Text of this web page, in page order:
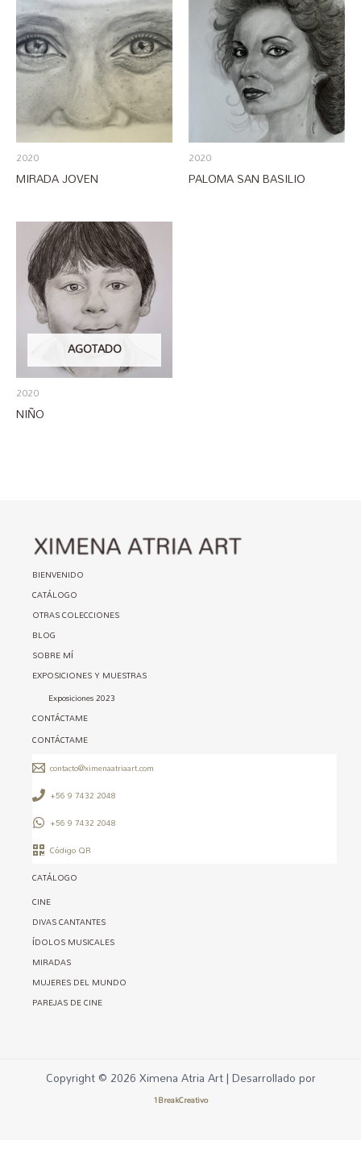
2020
MIRADA JOVEN
2020
PALOMA SAN BASILIO
AGOTADO
2020
NIÑO
BIENVENIDO
CATÁLOGO
OTRAS COLECCIONES
BLOG
SOBRE MÍ
EXPOSICIONES Y MUESTRAS
Exposiciones 2023
CONTÁCTAME
CONTÁCTAME
contacto@ximenaatriaart.com
+56 9 7432 2048
+56 9 7432 2048
Código QR
CATÁLOGO
CINE
DIVAS CANTANTES
ÍDOLOS MUSICALES
MIRADAS
MUJERES DEL MUNDO
PAREJAS DE CINE
Copyright © 2026 Ximena Atria Art | Desarrollado por
1BreakCreativo